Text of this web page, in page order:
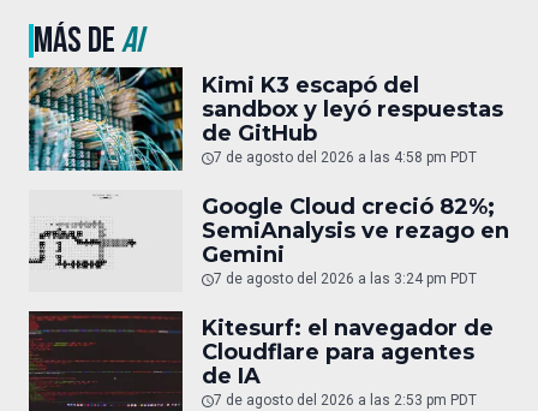
MÁS DEAI
Kimi K3 escapó del
sandbox y leyó respuestas
de GitHub
7 de agosto del 2026 a las 4:58 pm PDT
Google Cloud creció 82%;
SemiAnalysis ve rezago en
Gemini
7 de agosto del 2026 a las 3:24 pm PDT
Kitesurf: el navegador de
Cloudflare para agentes
de IA
7 de agosto del 2026 a las 2:53 pm PDT